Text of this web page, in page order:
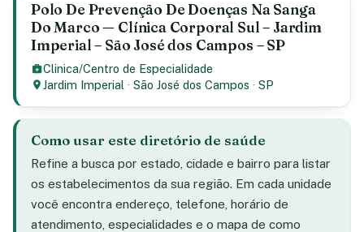
Polo De Prevenção De Doenças Na Sanga
Do Marco — Clínica Corporal Sul – Jardim
Imperial – São José dos Campos – SP
Clinica/Centro de Especialidade
Jardim Imperial ·São José dos Campos ·SP
Como usar este diretório de saúde
Refine a busca por estado, cidade e bairro para listar
os estabelecimentos da sua região. Em cada unidade
você encontra endereço, telefone, horário de
atendimento, especialidades e o mapa de como